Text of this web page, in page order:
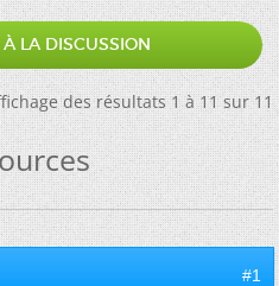
LA DISCUSSION
des résultats 1 à 11 sur 11
#1